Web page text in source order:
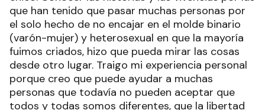
que han tenido que pasar muchas personas por
el solo hecho de no encajar en el molde binario
(varón-mujer) y heterosexual en que la mayoría
fuimos criados, hizo que pueda mirar las cosas
desde otro lugar. Traigo mi experiencia personal
porque creo que puede ayudar a muchas
personas que todavía no pueden aceptar que
todos y todas somos diferentes, que la libertad